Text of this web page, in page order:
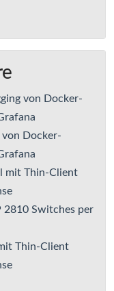
von Docker-
Docker-
mit Thin-Client
2810 Switches per
Thin-Client